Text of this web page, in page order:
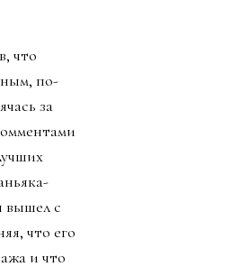
что
по-
за
вышел с
что его
и что